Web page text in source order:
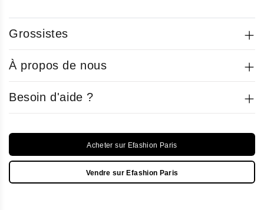
Grossistes
À propos de nous
Besoin d'aide ?
Acheter sur Efashion Paris
Vendre sur Efashion Paris